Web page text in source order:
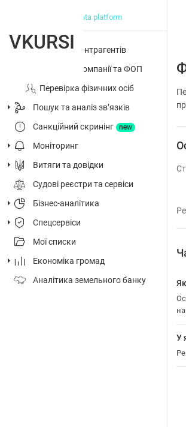
big data platform
Перевірка контрагентів
Досьє на компанії та ФОП
Перевірка фізичних осіб
Пошук та аналіз звʼязків
Санкційний скринінг
new
Моніторинг
Витяги та довідки
Судові реєстри та сервіси
Бізнес-аналітика
Спецсервіси
Мої списки
Економіка громад
Аналітика земельного банку
У
VKURSI